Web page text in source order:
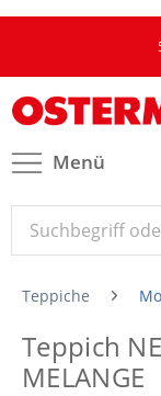
Menü
Teppiche
Teppich
MELANGE